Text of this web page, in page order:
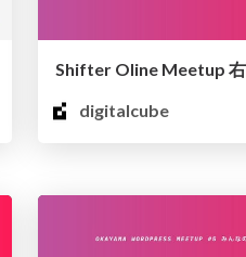
digitalcube